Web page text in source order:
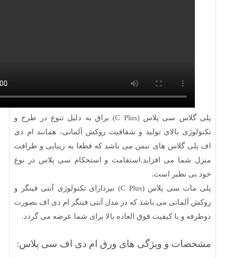
پلی گلاس سی پلاس (C Plus) براق به دلیل تنوع در طرح و
بالای تولید و شفافیت روکش آلمانی، همانند ام دی
گلاس های نیمن می باشد که قطعا به زیبایی و ظرافت
شما می افزاید.استقامت و استحکام سی پلاس در نوع
نظیر است.
پلی مات سی پلاس (C Plus) نیزدارای تکنولوژی آنتی فینگر و
آلمانی می باشد که در مدل آنتی فینگر ام دی اف بصورت
و با کیفیت فوق العاده بالا برای شما عرضه می گردد.
و ویژگی های ورق ام دی اف سی پلاس: